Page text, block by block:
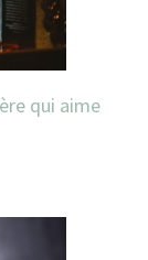
qui aime